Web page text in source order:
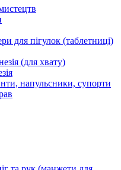
для пігулок (таблетниці)
(для хвату)
напульсники, супорти